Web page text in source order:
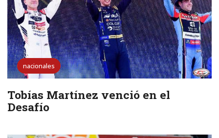
nacionales
Tobías Martínez venció en el
Desafío